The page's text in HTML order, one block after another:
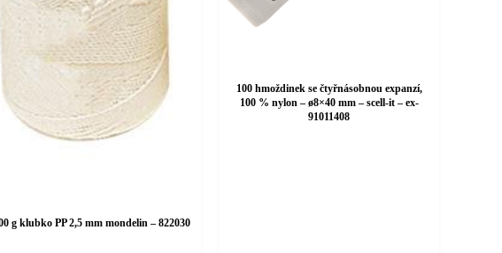
g klubko PP 2,5 mm mondelin – 822030
100 hmoždinek se čtyřnásobnou expanzí,
100 % nylon – ø8×40 mm – scell-it – ex-
91011408